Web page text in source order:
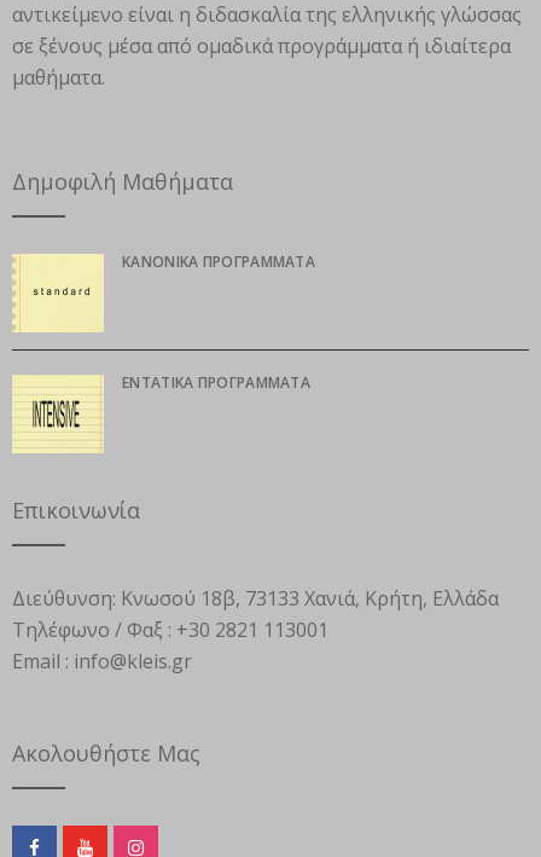
αντικείμενο είναι η διδασκαλία της ελληνικής γλώσσας
σε ξένους μέσα από ομαδικά προγράμματα ή ιδιαίτερα
μαθήματα.
Δημοφιλή Μαθήματα
ΚΑΝΟΝΙΚΆ ΠΡΟΓΡΆΜΜΑΤΑ
ΕΝΤΑΤΙΚΆ ΠΡΟΓΡΆΜΜΑΤΑ
Επικοινωνία
Διεύθυνση: Κνωσού 18β, 73133 Χανιά, Κρήτη, Ελλάδα
Τηλέφωνο / Φαξ : +30 2821 113001
Email : info@kleis.gr
Ακολουθήστε Μας